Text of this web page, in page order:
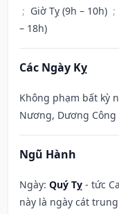
; Giờ Tỵ (9h – 10h) ;
– 18h)
Các Ngày Kỵ
Không phạm bất kỳ
Nương, Dương Công
Ngũ Hành
Ngày: Quý Tỵ - tức
này là ngày cát